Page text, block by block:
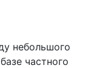
небольшого
частного